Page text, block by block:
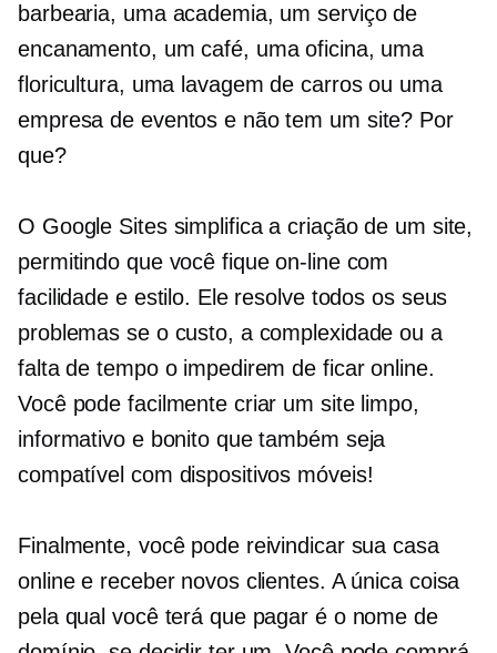
barbearia, uma academia, um serviço de
encanamento, um café, uma oficina, uma
floricultura, uma lavagem de carros ou uma
empresa de eventos e não tem um site? Por
que?
O Google Sites simplifica a criação de um site,
permitindo que você fique on-line com
facilidade e estilo. Ele resolve todos os seus
problemas se o custo, a complexidade ou a
falta de tempo o impedirem de ficar online.
Você pode facilmente criar um site limpo,
informativo e bonito que também seja
compatível com dispositivos móveis!
Finalmente, você pode reivindicar sua casa
online e receber novos clientes. A única coisa
pela qual você terá que pagar é o nome de